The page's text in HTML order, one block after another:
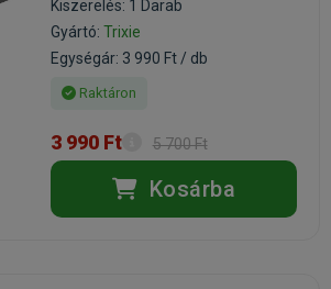
Kiszerelés: 1 Darab
Gyártó: Trixie
Egységár: 3 990 Ft / db
Raktáron
3 990 Ft 5 700 Ft
Kosárba